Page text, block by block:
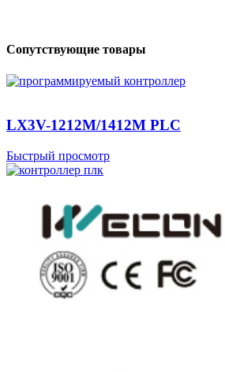
Сопутствующие товары
LX3V-1212M/1412M PLC
Быстрый просмотр